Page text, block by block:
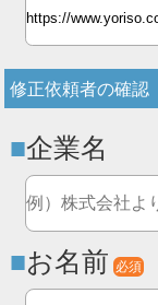
修正依頼者の確認
企業名
お名前 必須